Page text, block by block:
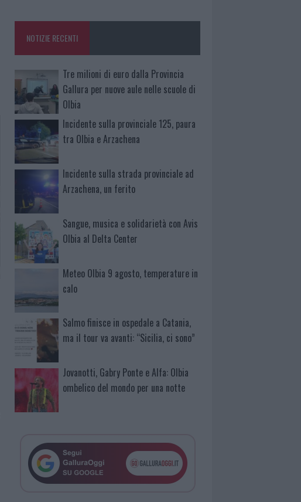
NOTIZIE RECENTI
Tre milioni di euro dalla Provincia
Gallura per nuove aule nelle scuole di
Olbia
Incidente sulla provinciale 125, paura
tra Olbia e Arzachena
Incidente sulla strada provinciale ad
Arzachena, un ferito
Sangue, musica e solidarietà con Avis
Olbia al Delta Center
Meteo Olbia 9 agosto, temperature in
calo
Salmo finisce in ospedale a Catania,
ma il tour va avanti: “Sicilia, ci sono”
Jovanotti, Gabry Ponte e Alfa: Olbia
ombelico del mondo per una notte